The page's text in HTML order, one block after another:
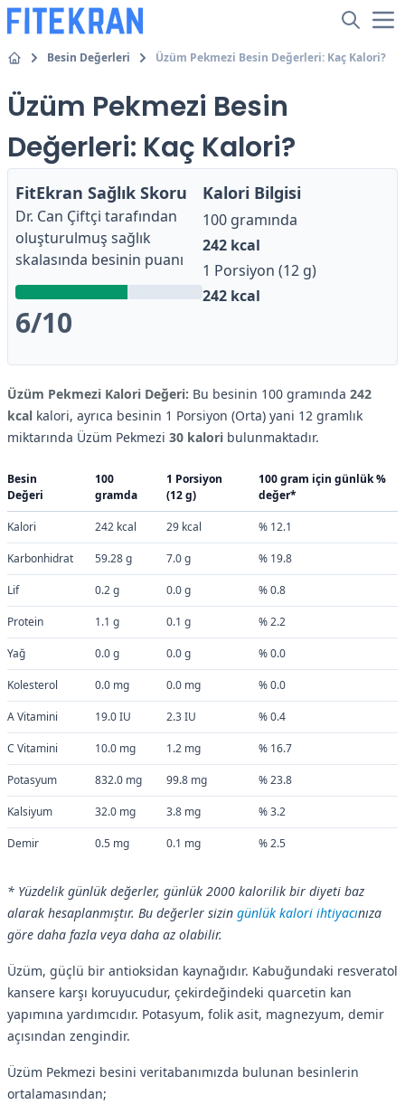
Besin Değerleri Üzüm Pekmezi Besin Değerleri: Kaç Kalori?
Üzüm Pekmezi Besin
Değerleri: Kaç Kalori?
FitEkran Sağlık Skoru
Dr. Can Çiftçi tarafından
oluşturulmuş sağlık
skalasında besinin puanı
6/10
Kalori Bilgisi
100 gramında
242 kcal
1 Porsiyon (12 g)
242 kcal
Üzüm Pekmezi Kalori Değeri: Bu besinin 100 gramında 242
kcal kalori, ayrıca besinin 1 Porsiyon (Orta) yani 12 gramlık
miktarında Üzüm Pekmezi 30 kalori bulunmaktadır.
Besin
Değeri
100
gramda
1 Porsiyon
(12 g)
100 gram için günlük %
değer*
Kalori 242 kcal 29 kcal % 12.1
Karbonhidrat 59.28 g 7.0 g % 19.8
Lif 0.2 g 0.0 g % 0.8
Protein 1.1 g 0.1 g % 2.2
Yağ 0.0 g 0.0 g % 0.0
Kolesterol 0.0 mg 0.0 mg % 0.0
A Vitamini 19.0 IU 2.3 IU % 0.4
C Vitamini 10.0 mg 1.2 mg % 16.7
Potasyum 832.0 mg 99.8 mg % 23.8
Kalsiyum 32.0 mg 3.8 mg % 3.2
Demir 0.5 mg 0.1 mg % 2.5
* Yüzdelik günlük değerler, günlük 2000 kalorilik bir diyeti baz
alarak hesaplanmıştır. Bu değerler sizin günlük kalori ihtiyacınıza
göre daha fazla veya daha az olabilir.
Üzüm, güçlü bir antioksidan kaynağıdır. Kabuğundaki resveratol
kansere karşı koruyucudur, çekirdeğindeki quarcetin kan
yapımına yardımcıdır. Potasyum, folik asit, magnezyum, demir
açısından zengindir.
Üzüm Pekmezi besini veritabanımızda bulunan besinlerin
ortalamasından;